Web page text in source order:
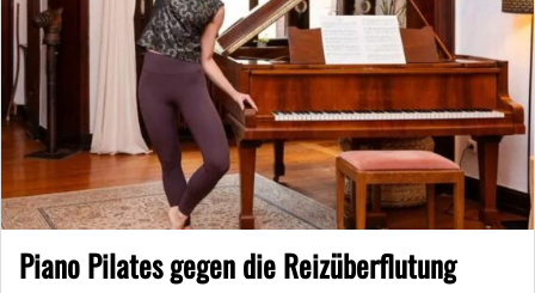
Piano Pilates gegen die Reizüberflutung